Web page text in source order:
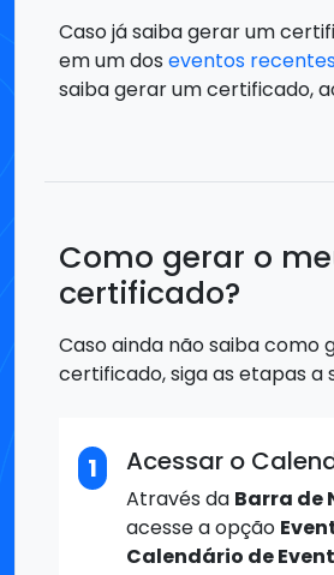
Caso já saiba gerar um
em um dos eventos
saiba gerar um certificado,
Como gerar o
certificado?
Caso ainda não saiba como
certificado, siga as etapas a
1 Acessar o
Através da Barra de
acesse a opção
Calendário de